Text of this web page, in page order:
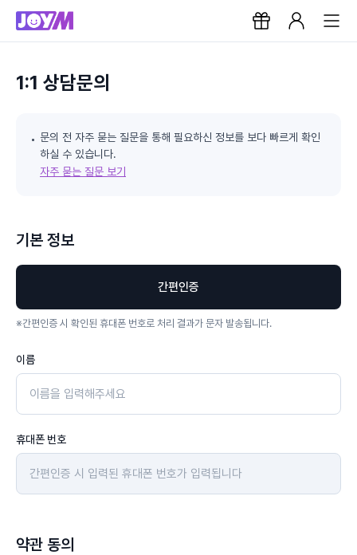
1:1 상담문의
문의 전 자주 묻는 질문을 통해 필요하신 정보를 보다 빠르게 확인
하실 수 있습니다.
자주 묻는 질문 보기
기본 정보
간편인증
※간편인증 시 확인된 휴대폰 번호로 처리 결과가 문자 발송됩니다.
이름
휴대폰 번호
약관 동의